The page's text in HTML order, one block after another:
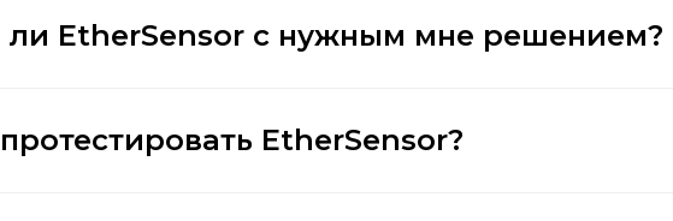
ли EtherSensor с нужным мне решением?
EtherSensor?